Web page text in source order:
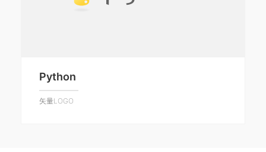
Python
矢量LOGO